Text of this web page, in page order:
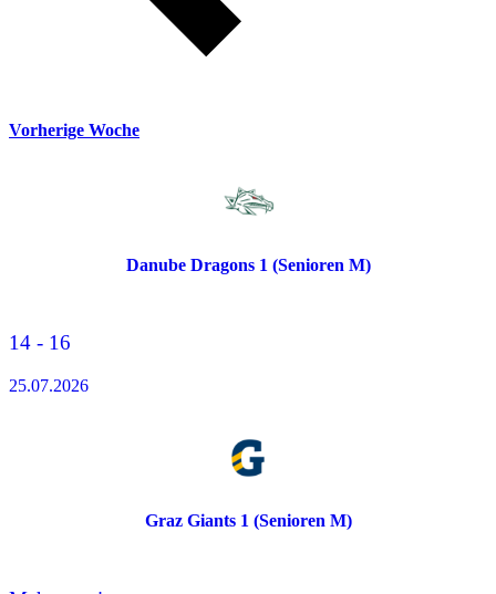
Vorherige Woche
Danube Dragons 1 (Senioren M)
14 - 16
25.07.2026
Graz Giants 1 (Senioren M)